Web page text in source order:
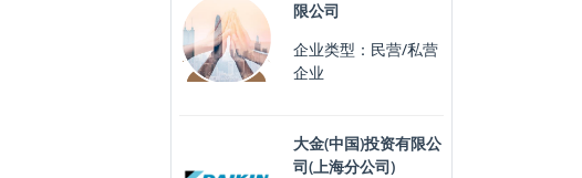
限公司
企业类型：民营/私营
企业
大金(中国)投资有限公
司(上海分公司)